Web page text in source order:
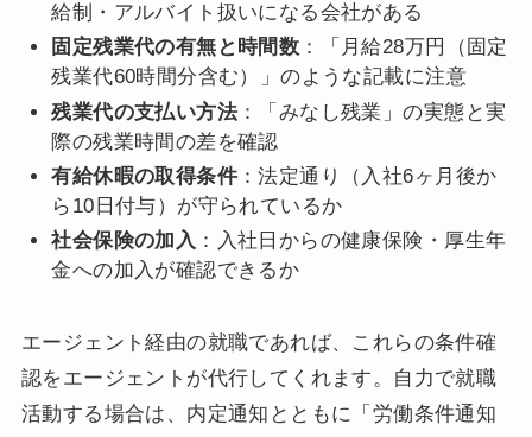
給制・アルバイト扱いになる会社がある
固定残業代の有無と時間数 ：「月給28万円（固定
残業代60時間分含む）」のような記載に注意
残業代の支払い方法 ：「みなし残業」の実態と実
際の残業時間の差を確認
有給休暇の取得条件 ：法定通り（入社6ヶ月後か
ら10日付与）が守られているか
社会保険の加入 ：入社日からの健康保険・厚生年
金への加入が確認できるか
エージェント経由の就職であれば、これらの条件確
認をエージェントが代行してくれます。自力で就職
活動する場合は、内定通知とともに「労働条件通知